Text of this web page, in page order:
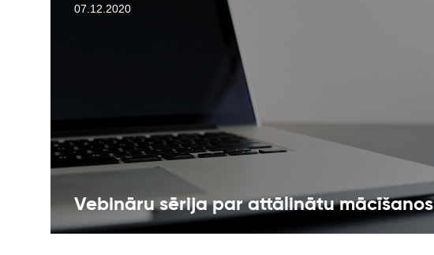
07.12.2020
Vebināru sērija par attālinātu mācīšanos